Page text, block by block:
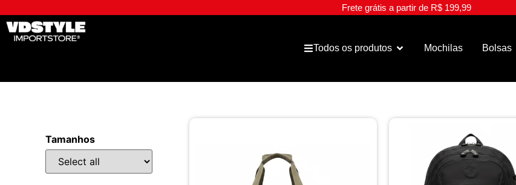
Frete grátis a partir de R$ 199,99
Todos os produtos Mochilas Bolsas
Tamanhos